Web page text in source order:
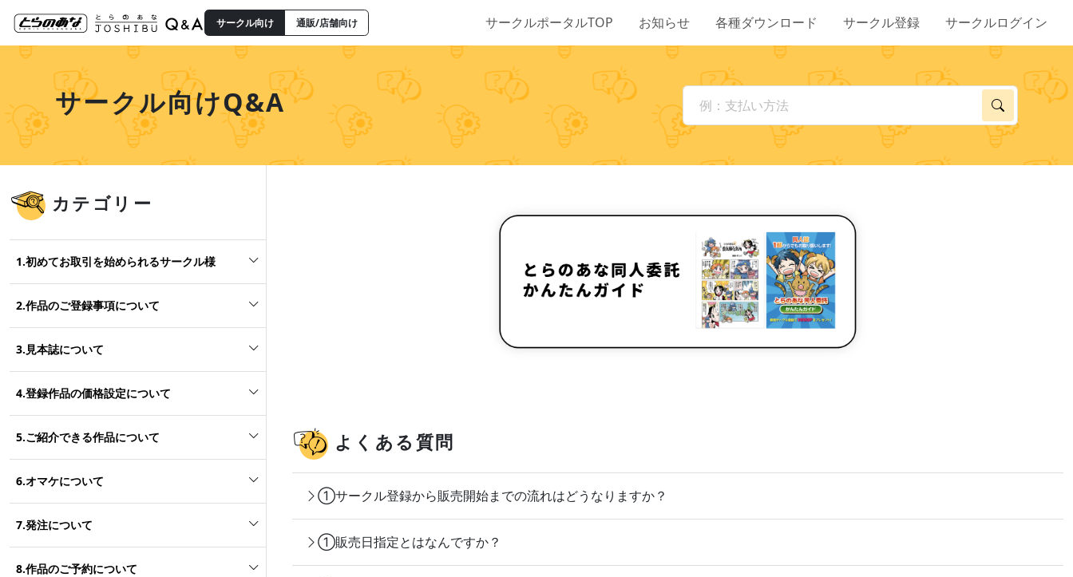
サークル向け 通販/店舗向け サークルポータルTOP お知らせ 各種ダウンロード サークル登録 サークルログイン
サークル向けQ&A
カテゴリー
1.初めてお取引を始められるサークル様
2.作品のご登録事項について
3.見本誌について
4.登録作品の価格設定について
5.ご紹介できる作品について
6.オマケについて
7.発注について
8.作品のご予約について
よくある質問
①サークル登録から販売開始までの流れはどうなりますか？
①販売日指定とはなんですか？